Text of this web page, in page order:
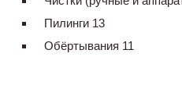
Пилинги 13
Обёртывания 11